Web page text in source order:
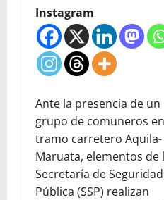
Instagram
Ante la presencia de un
grupo de comuneros
tramo carretero Aquila-
Maruata, elementos de
Secretaría de Seguridad
Pública (SSP) realizan